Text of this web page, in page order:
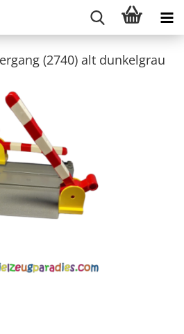
(2740) alt dunkelgrau